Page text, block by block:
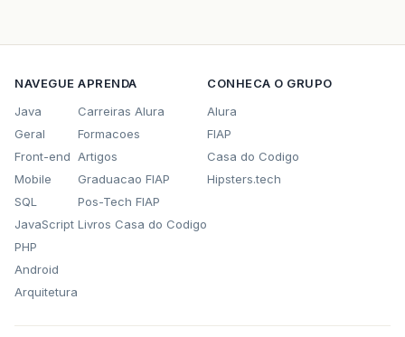
NAVEGUE
Java
Geral
Front-end
Mobile
SQL
JavaScript
PHP
Android
Arquitetura
APRENDA
Carreiras Alura
Formacoes
Artigos
Graduacao FIAP
Pos-Tech FIAP
Livros Casa do Codigo
CONHECA O GRUPO
Alura
FIAP
Casa do Codigo
Hipsters.tech